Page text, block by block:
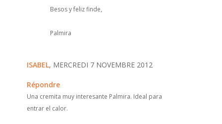
Besos y feliz finde,
Palmira
ISABEL, MERCREDI 7 NOVEMBRE 2012
Répondre
Una cremita muy interesante Palmira. Ideal para
entrar el calor.